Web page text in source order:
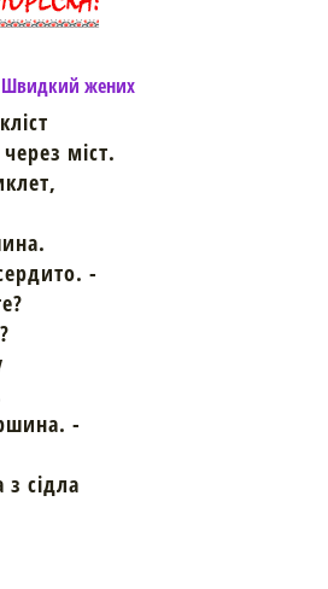
жених
міст.
-
-
сідла